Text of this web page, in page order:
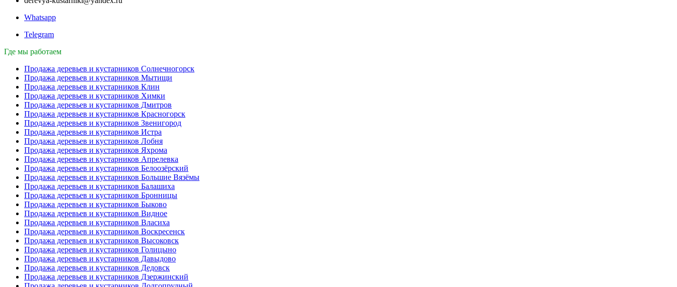
Whatsapp
Telegram
Где мы работаем
Продажа деревьев и кустарников Солнечногорск
Продажа деревьев и кустарников Мытищи
Продажа деревьев и кустарников Клин
Продажа деревьев и кустарников Химки
Продажа деревьев и кустарников Дмитров
Продажа деревьев и кустарников Красногорск
Продажа деревьев и кустарников Звенигород
Продажа деревьев и кустарников Истра
Продажа деревьев и кустарников Лобня
Продажа деревьев и кустарников Яхрома
Продажа деревьев и кустарников Апрелевка
Продажа деревьев и кустарников Белоозёрский
Продажа деревьев и кустарников Большие Вязёмы
Продажа деревьев и кустарников Балашиха
Продажа деревьев и кустарников Бронницы
Продажа деревьев и кустарников Быково
Продажа деревьев и кустарников Видное
Продажа деревьев и кустарников Власиха
Продажа деревьев и кустарников Воскресенск
Продажа деревьев и кустарников Высоковск
Продажа деревьев и кустарников Голицыно
Продажа деревьев и кустарников Давыдово
Продажа деревьев и кустарников Дедовск
Продажа деревьев и кустарников Дзержинский